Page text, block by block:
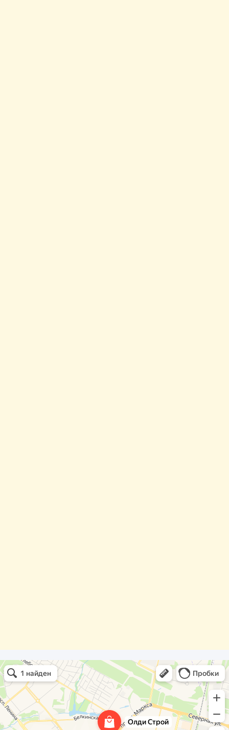
Олди Строй
Фасады и фасадные системы в Обнинске
Оргстекло, поликарбонат в Обнинске